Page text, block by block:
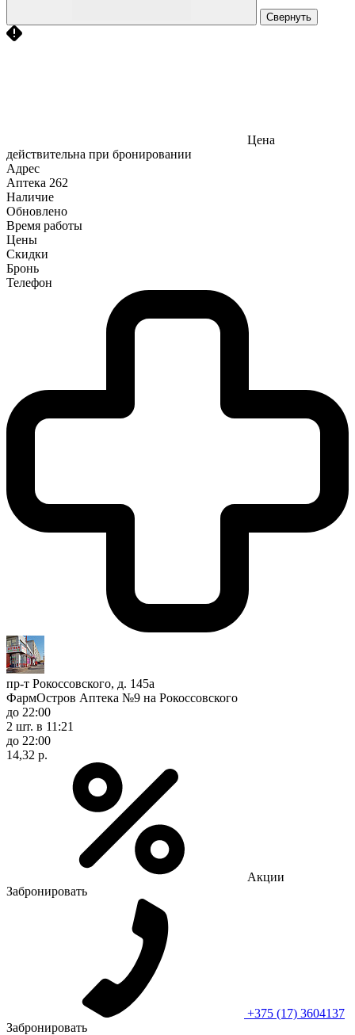
Свернуть
Цена
действительна при бронировании
Адрес
Аптека 262
Наличие
Обновлено
Время работы
Цены
Скидки
Бронь
Телефон
пр-т Рокоссовского, д. 145а
ФармОстров Аптека №9 на Рокоссовского
до 22:00
2 шт. в 11:21
до 22:00
14,32 р.
Акции
Забронировать
+375 (17) 3604137
Забронировать